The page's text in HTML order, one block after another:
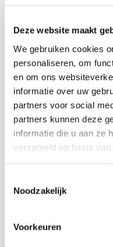
Deze website maakt
We gebruiken cookies
personaliseren, om
en om ons
informatie over uw
partners voor social
partners kunnen deze
informatie die u aan ze
verzameld op basis
Noodzakelijk
Voorkeuren
Maatwerk
Gents Jewelry
SALE
Information
FAQ
Algemene voorwaarden